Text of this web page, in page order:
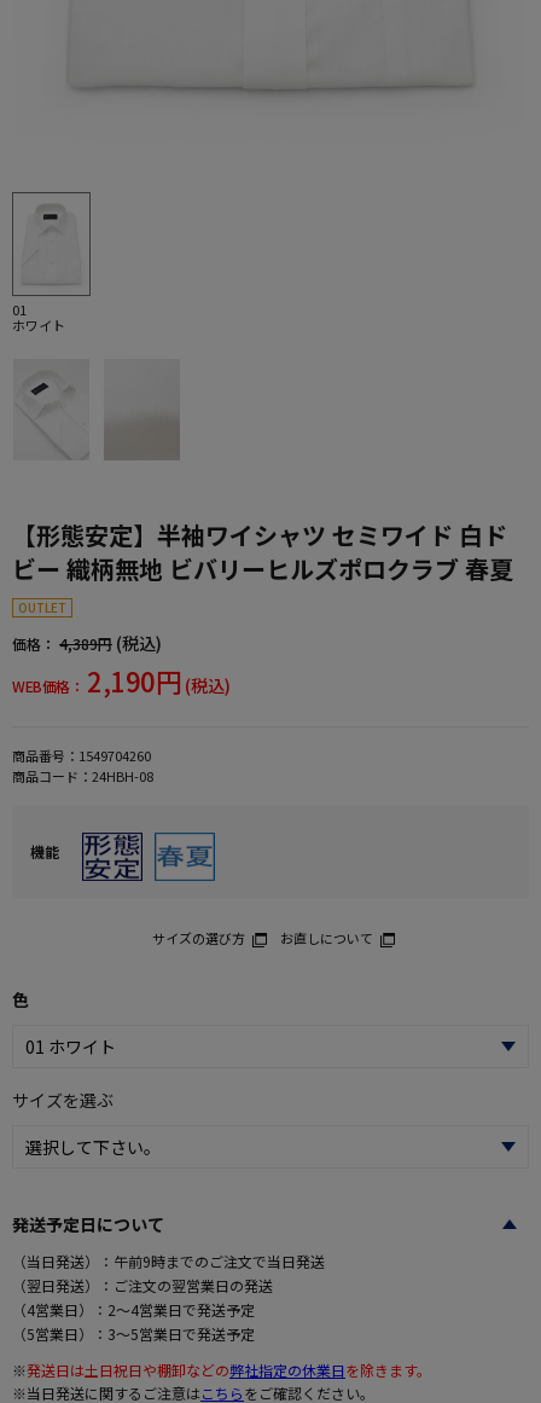
01
ホワイト
【形態安定】半袖ワイシャツ セミワイド 白ド
ビー 織柄無地 ビバリーヒルズポロクラブ 春夏
OUTLET
価格： 4,389円 (税込)
WEB価格： 2,190円 (税込)
商品番号： 1549704260
商品コード： 24HBH-08
機能
サイズの選び方 お直しについて
色
サイズを選ぶ
発送予定日について
（当日発送）：午前9時までのご注文で当日発送
（翌日発送）：ご注文の翌営業日の発送
（4営業日）：2～4営業日で発送予定
（5営業日）：3～5営業日で発送予定
※発送日は土日祝日や棚卸などの弊社指定の休業日を除きます。
※当日発送に関するご注意はこちらをご確認ください。